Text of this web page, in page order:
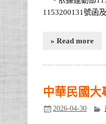
1153200131號函
» Read more
中華民國大
2026-04-30